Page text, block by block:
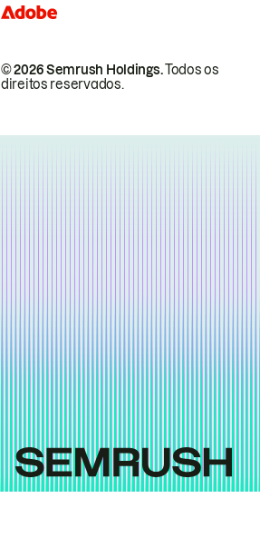
© 2026 Semrush Holdings.Todos os
direitos reservados.